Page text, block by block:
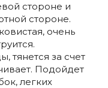
стороне и
стороне.
очень
тянется за счет
Подойдет
легких